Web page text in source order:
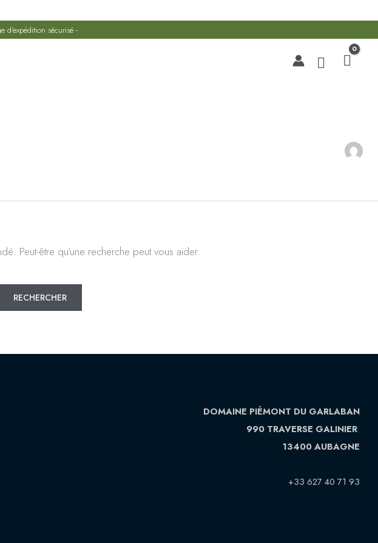
d'expédition sécurisé -
Peut-être qu’une recherche peut vous aider.
DOMAINE PIÉMONT DU GARLABAN
990 TRAVERSE GALINIER
13400 AUBAGNE
+33 627 40 71 93